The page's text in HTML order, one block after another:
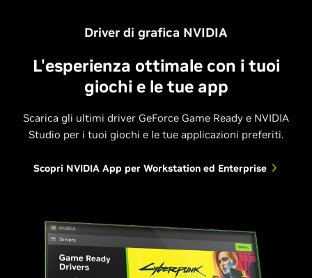
Driver di grafica NVIDIA
L'esperienza ottimale con i tuoi
giochi e le tue app
Scarica gli ultimi driver GeForce Game Ready e NVIDIA
Studio per i tuoi giochi e le tue applicazioni preferiti.
Scopri NVIDIA App per Workstation ed Enterprise